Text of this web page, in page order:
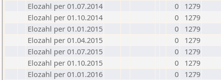
Elozahl per 01.07.2014
0
1279
Elozahl per 01.10.2014
0
1279
Elozahl per 01.01.2015
0
1279
Elozahl per 01.04.2015
0
1279
Elozahl per 01.07.2015
0
1279
Elozahl per 01.10.2015
0
1279
Elozahl per 01.01.2016
0
1279